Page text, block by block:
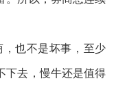
也不是坏事，至少
下去，慢牛还是值得